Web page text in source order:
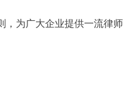
，为广大企业提供一流律师